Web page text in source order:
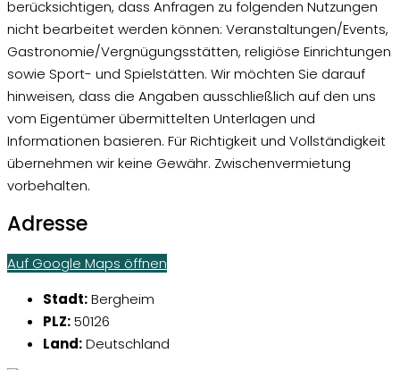
berücksichtigen, dass Anfragen zu folgenden Nutzungen
nicht bearbeitet werden können: Veranstaltungen/Events,
Gastronomie/Vergnügungsstätten, religiöse Einrichtungen
sowie Sport- und Spielstätten. Wir möchten Sie darauf
hinweisen, dass die Angaben ausschließlich auf den uns
vom Eigentümer übermittelten Unterlagen und
Informationen basieren. Für Richtigkeit und Vollständigkeit
übernehmen wir keine Gewähr. Zwischenvermietung
vorbehalten.
Adresse
Auf Google Maps öffnen
Stadt:Bergheim
PLZ:50126
Land:Deutschland